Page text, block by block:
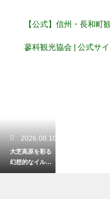
【公式】信州・長和町
蓼科観光協会 | 公式サイ
2026.08.10
大芝高原を彩る
幻想的なイルミ
ネーション！冬